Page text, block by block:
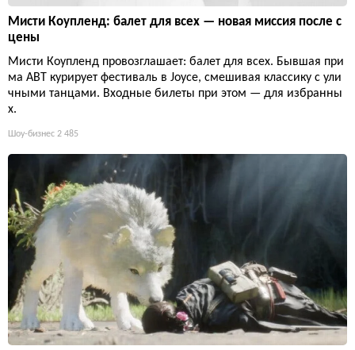
Мисти Коупленд: балет для всех — новая миссия после с
цены
Мисти Коупленд провозглашает: балет для всех. Бывшая при
ма ABT курирует фестиваль в Joyce, смешивая классику с ули
чными танцами. Входные билеты при этом — для избранны
х.
Шоу-бизнес 2 485